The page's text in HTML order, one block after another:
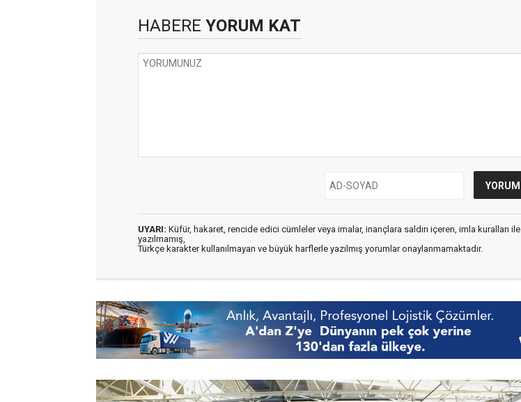
HABERE YORUM KAT
UYARI: Küfür, hakaret, rencide edici cümleler veya imalar, inançlara saldırı içeren, imla kuralları ile
yazılmamış,
Türkçe karakter kullanılmayan ve büyük harflerle yazılmış yorumlar onaylanmamaktadır.